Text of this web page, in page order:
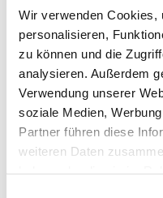
Wir verwenden Cookies,
personalisieren,
zu können und die
analysieren. Außerdem
Verwendung unserer
soziale Medien,
Partner führen diese
weiteren Daten
Toureigenschaften
Einkehrmöglichkeit
Fahrradtauglich
Gute Anbindung an